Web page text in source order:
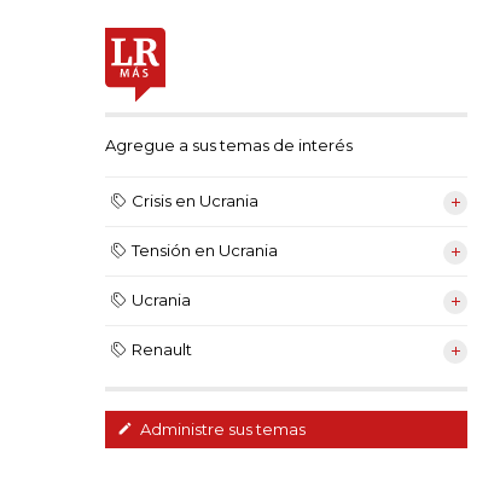
Agregue a sus temas de interés
Crisis en Ucrania
Tensión en Ucrania
Ucrania
Renault
Administre sus temas